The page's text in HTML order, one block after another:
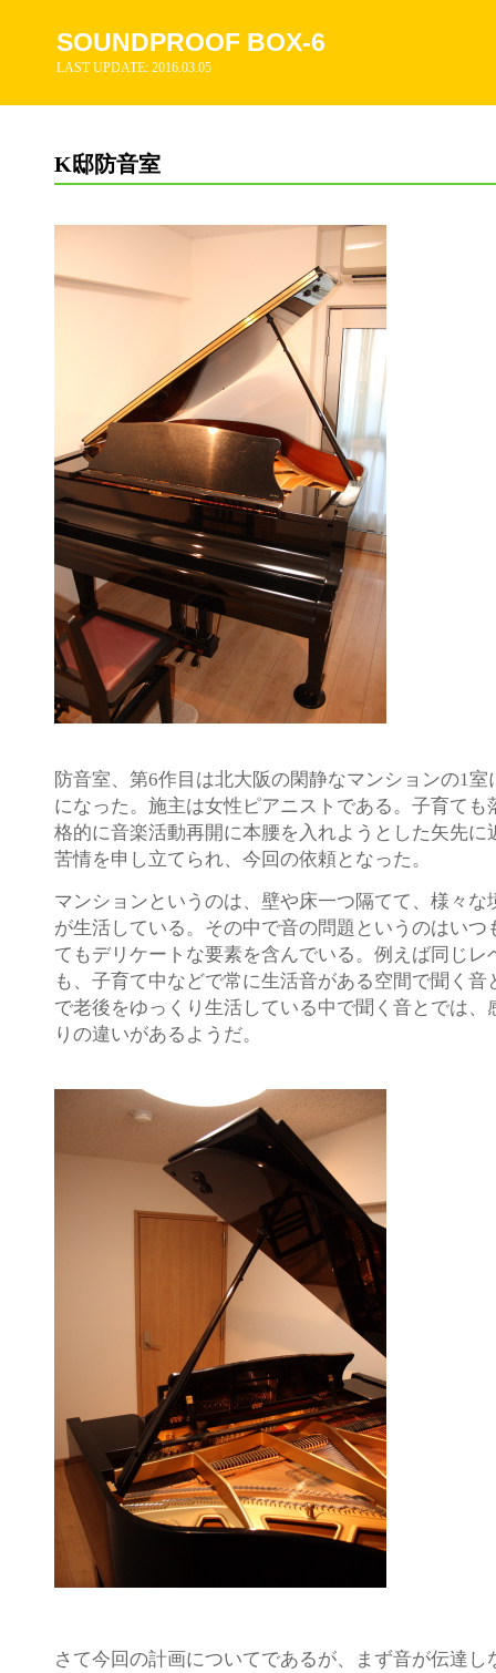
SOUNDPROOF BOX-6
LAST UPDATE: 2016.03.05
K邸防音室
防音室、第6作目は北大阪の閑静なマンションの1室
になった。施主は女性ピアニストである。子育ても
格的に音楽活動再開に本腰を入れようとした矢先に
苦情を申し立てられ、今回の依頼となった。
マンションというのは、壁や床一つ隔てて、様々な
が生活している。その中で音の問題というのはいつ
てもデリケートな要素を含んでいる。例えば同じレ
も、子育て中などで常に生活音がある空間で聞く音
で老後をゆっくり生活している中で聞く音とでは、
りの違いがあるようだ。
さて今回の計画についてであるが、まず音が伝達し